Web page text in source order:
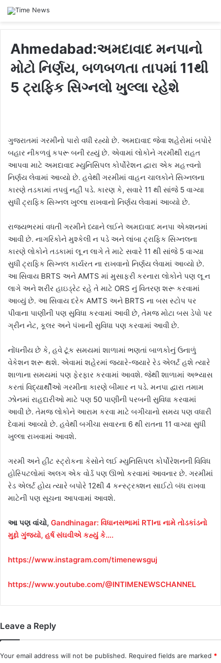
Ahmedabad:અમદાવાદ મનપાનો
મોટો નિર્ણય, બળબળતા તાપમાં 11થી
5 ટ્રાફિક સિગ્નલો ખુલ્લા રહેશે
ગુજરાતમાં ગરમીનો પારો વધી રહ્યો છે. અમદાવાદ જેવા શહેરોમાં બપોરે
બહાર નીકળવું કપરૂ બની રહ્યું છે. એવામાં લોકોને ગરમીથી રાહત
આપવા માટે અમદાવાદ મ્યુનિસિપલ કોર્પોરેશન દ્વારા એક મહત્ત્વનો
નિર્ણય લેવામાં આવ્યો છે. હવેથી ગરમીમાં વાહન ચાલકોને સિગ્નલના
કારણે તડકામાં તપવું નહીં પડે. કારણ કે, સવારે 11 થી સાંજે 5 વાગ્યા
સુધી ટ્રાફિક સિગ્નલ ખુલ્લા રાખવાનો નિર્ણય લેવામાં આવ્યો છે.
રાજ્યભરમાં વધતી ગરમીને ધ્યાને લઈને અમદાવાદ મનપા એક્શનમાં
આવી છે. નાગરિકોને મુશ્કેલી ન પડે અને લાંબા ટ્રાફિક સિગ્નલના
કારણે લોકોને તડકામાં લૂ ન લાગે તે માટે સવારે 11 થી સાંજે 5 વાગ્યા
સુધી ટ્રાફિક સિગ્નલ કાર્યરત ના રાખવાનો નિર્ણય લેવામાં આવ્યો છે.
આ સિવાય BRTS અને AMTS માં મુસાફરી કરનારા લોકોને પણ લૂ ન
લાગે અને શરીર હાઇડ્રેટ રહે તે માટે ORS નું વિતરણ શરૂ કરવામાં
આવ્યું છે. આ સિવાય દરેક AMTS અને BRTS ના બસ સ્ટોપ પર
પીવાના પાણીની પણ સુવિધા કરવામાં આવી છે, તેમજ મોટા બસ ડેપો પર
ગ્રીન નેટ, કૂલર અને પંખાની સુવિધા પણ કરવામાં આવી છે.
નોંધનીય છે કે, હવે ટૂંક સમયમાં શાળામાં ભણતાં બાળકોનું ઉનાળું
વેકેશન શરૂ થશે. એવામાં શહેરમાં જ્યારે-જ્યારે રેડ એલર્ટ હશે ત્યારે
શાળાના સમયમાં પણ ફેરફાર કરવામાં આવશે. જેથી શાળામાં અભ્યાસ
કરતાં વિદ્યાર્થીઓ ગરમીના કારણે બીમાર ન પડે. મનપા દ્વારા તમામ
ઝોનમાં રાહદારીઓ માટે પણ 50 પાણીની પરબની સુવિધા કરવામાં
આવી છે. તેમજ લોકોને આરામ કરવા માટે બગીચાનો સમય પણ વધારી
દેવામાં આવ્યો છે. હવેથી બગીચા સવારના 6 થી રાતના 11 વાગ્યા સુધી
ખુલ્લા રાખવામાં આવશે.
ગરમી અને હીટ સ્ટ્રોકના કેસોને લઈ મ્યુનિસિપલ કોર્પોરેશનની વિવિધ
હોસ્પિટલોમાં અલગ એક વોર્ડ પણ ઊભો કરવામાં આવનાર છે. ગરમીમાં
રેડ એલર્ટ હોય ત્યારે બપોરે 12થી 4 કન્સ્ટ્રક્શન સાઈટો બંધ રાખવા
માટેની પણ સૂચના આપવામાં આવશે.
આ પણ વાંચો, Gandhinagar: વિધાનસભામાં RTIના નામે તોડકાંડનો
મુદ્દો ગુંજ્યો, હર્ષ સંઘવીએ કહ્યું કે….
https://www.instagram.com/timenewsguj
https://www.youtube.com/@INTIMENEWSCHANNEL
Leave a Reply
Your email address will not be published. Required fields are marked *